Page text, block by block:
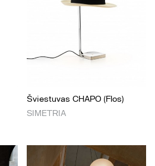
Šviestuvas CHAPO (Flos)
SIMETRIA